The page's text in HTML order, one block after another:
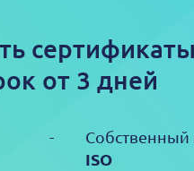
от 3 дней
Собственный
ISO